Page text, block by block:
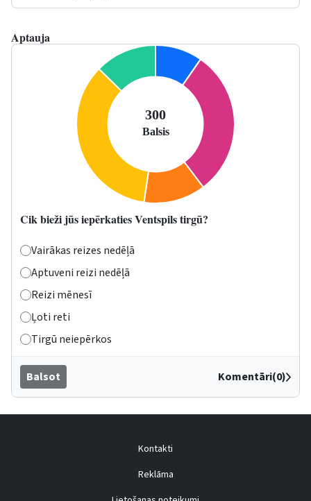
Aptauja
Cik bieži jūs iepērkaties Ventspils tirgū?
Vairākas reizes nedēļā
Aptuveni reizi nedēļā
Reizi mēnesī
Ļoti reti
Tirgū neiepērkos
Balsot Komentāri(0)
Kontakti
Reklāma